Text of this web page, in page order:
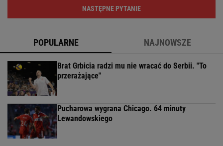
NASTĘPNE PYTANIE
POPULARNE NAJNOWSZE
Brat Grbicia radzi mu nie wracać do Serbii. "To
przerażające"
Pucharowa wygrana Chicago. 64 minuty
Lewandowskiego